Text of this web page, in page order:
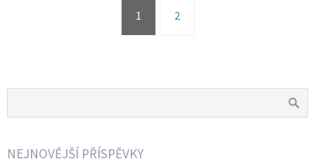
1 2
NEJNOVĚJŠÍ PŘÍSPĚVKY